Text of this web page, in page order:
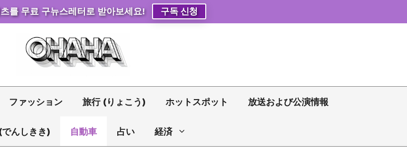
를 무료 구뉴스레터로 받아보세요! 구독 신청
ファッション 旅行 (りょこう) ホットスポット 放送および公演情報
んしきき) 自動車 占い 経済